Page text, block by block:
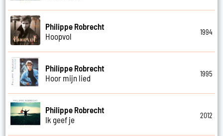
Philippe Robrecht
Hoopvol
1994
Philippe Robrecht
Hoor mijn lied
1995
Philippe Robrecht
Ik geef je
2012